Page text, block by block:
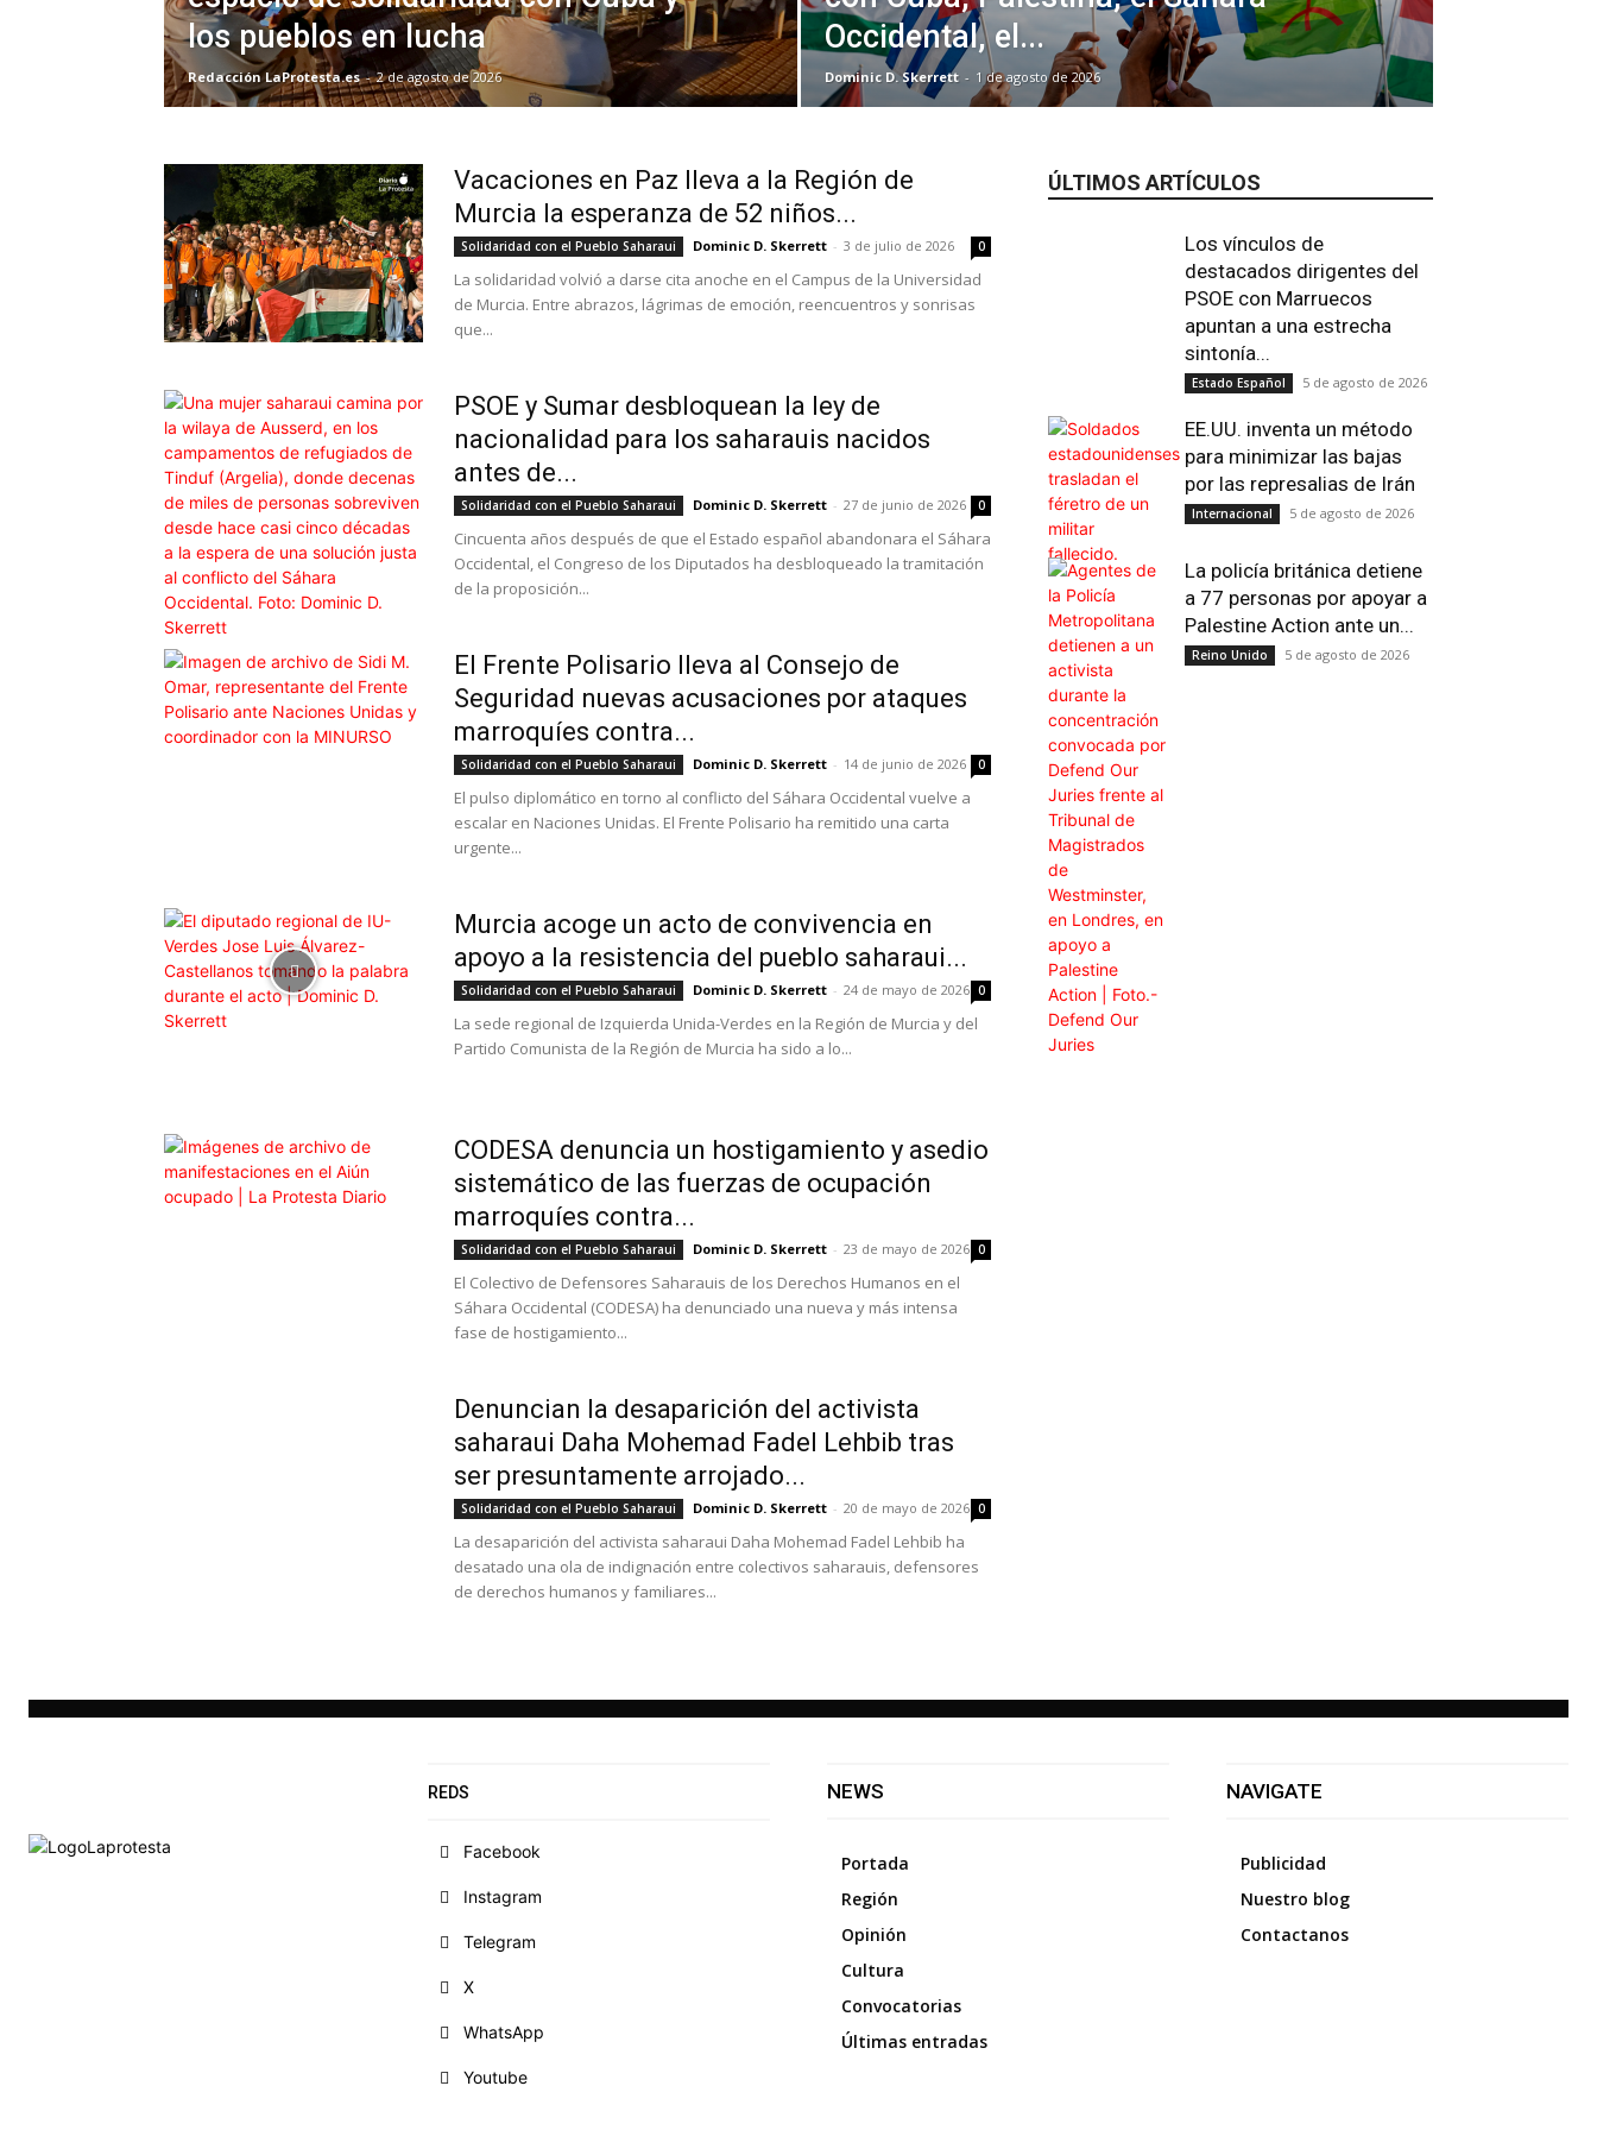
los pueblos en lucha
Redacción LaProtesta.es - 2 de agosto de 2026
Occidental, el...
Dominic D. Skerrett - 1 de agosto de 2026
Vacaciones en Paz lleva a la Región de
Murcia la esperanza de 52 niños...
Solidaridad con el Pueblo Saharaui Dominic D. Skerrett - 3 de julio de 2026 0
La solidaridad volvió a darse cita anoche en el Campus de la Universidad
de Murcia. Entre abrazos, lágrimas de emoción, reencuentros y sonrisas
que...
PSOE y Sumar desbloquean la ley de
nacionalidad para los saharauis nacidos
antes de...
Solidaridad con el Pueblo Saharaui Dominic D. Skerrett - 27 de junio de 2026 0
Cincuenta años después de que el Estado español abandonara el Sáhara
Occidental, el Congreso de los Diputados ha desbloqueado la tramitación
de la proposición...
El Frente Polisario lleva al Consejo de
Seguridad nuevas acusaciones por ataques
marroquíes contra...
Solidaridad con el Pueblo Saharaui Dominic D. Skerrett - 14 de junio de 2026 0
El pulso diplomático en torno al conflicto del Sáhara Occidental vuelve a
escalar en Naciones Unidas. El Frente Polisario ha remitido una carta
urgente...
Murcia acoge un acto de convivencia en
apoyo a la resistencia del pueblo saharaui...
Solidaridad con el Pueblo Saharaui Dominic D. Skerrett - 24 de mayo de 2026 0
La sede regional de Izquierda Unida-Verdes en la Región de Murcia y del
Partido Comunista de la Región de Murcia ha sido a lo...
CODESA denuncia un hostigamiento y asedio
sistemático de las fuerzas de ocupación
marroquíes contra...
Solidaridad con el Pueblo Saharaui Dominic D. Skerrett - 23 de mayo de 2026 0
El Colectivo de Defensores Saharauis de los Derechos Humanos en el
Sáhara Occidental (CODESA) ha denunciado una nueva y más intensa
fase de hostigamiento...
Denuncian la desaparición del activista
saharaui Daha Mohemad Fadel Lehbib tras
ser presuntamente arrojado...
Solidaridad con el Pueblo Saharaui Dominic D. Skerrett - 20 de mayo de 2026 0
La desaparición del activista saharaui Daha Mohemad Fadel Lehbib ha
desatado una ola de indignación entre colectivos saharauis, defensores
de derechos humanos y familiares...
ÚLTIMOS ARTÍCULOS
Los vínculos de
destacados dirigentes del
PSOE con Marruecos
apuntan a una estrecha
sintonía...
Estado Español 5 de agosto de 2026
EE.UU. inventa un método
para minimizar las bajas
por las represalias de Irán
Internacional 5 de agosto de 2026
La policía británica detiene
a 77 personas por apoyar a
Palestine Action ante un...
Reino Unido 5 de agosto de 2026
REDS
Facebook
Instagram
Telegram
X
WhatsApp
Youtube
NEWS
Portada
Región
Opinión
Cultura
Convocatorias
Últimas entradas
NAVIGATE
Publicidad
Nuestro blog
Contactanos